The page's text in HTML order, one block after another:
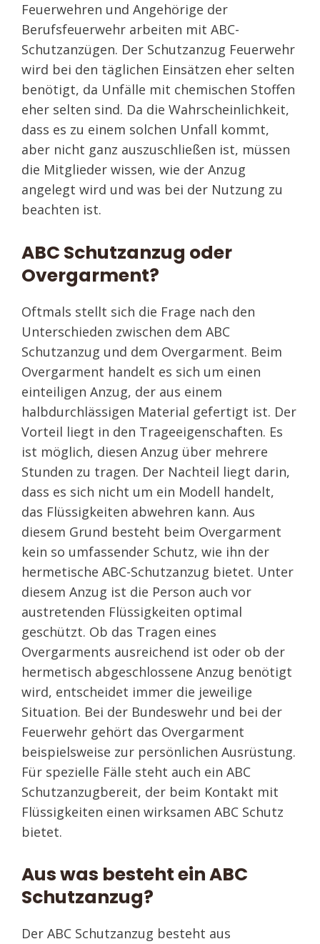
Feuerwehren und Angehörige der
Berufsfeuerwehr arbeiten mit ABC-
Schutzanzügen. Der Schutzanzug Feuerwehr
wird bei den täglichen Einsätzen eher selten
benötigt, da Unfälle mit chemischen Stoffen
eher selten sind. Da die Wahrscheinlichkeit,
dass es zu einem solchen Unfall kommt,
aber nicht ganz auszuschließen ist, müssen
die Mitglieder wissen, wie der Anzug
angelegt wird und was bei der Nutzung zu
beachten ist.
ABC Schutzanzug oder
Overgarment?
Oftmals stellt sich die Frage nach den
Unterschieden zwischen dem ABC
Schutzanzug und dem Overgarment. Beim
Overgarment handelt es sich um einen
einteiligen Anzug, der aus einem
halbdurchlässigen Material gefertigt ist. Der
Vorteil liegt in den Trageeigenschaften. Es
ist möglich, diesen Anzug über mehrere
Stunden zu tragen. Der Nachteil liegt darin,
dass es sich nicht um ein Modell handelt,
das Flüssigkeiten abwehren kann. Aus
diesem Grund besteht beim Overgarment
kein so umfassender Schutz, wie ihn der
hermetische ABC-Schutzanzug bietet. Unter
diesem Anzug ist die Person auch vor
austretenden Flüssigkeiten optimal
geschützt. Ob das Tragen eines
Overgarments ausreichend ist oder ob der
hermetisch abgeschlossene Anzug benötigt
wird, entscheidet immer die jeweilige
Situation. Bei der Bundeswehr und bei der
Feuerwehr gehört das Overgarment
beispielsweise zur persönlichen Ausrüstung.
Für spezielle Fälle steht auch ein ABC
Schutzanzugbereit, der beim Kontakt mit
Flüssigkeiten einen wirksamen ABC Schutz
bietet.
Aus was besteht ein ABC
Schutzanzug?
Der ABC Schutzanzug besteht aus